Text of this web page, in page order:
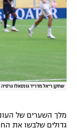
שחקן ריאל מדריד גונסאלו גרסיה
מלך השערים של